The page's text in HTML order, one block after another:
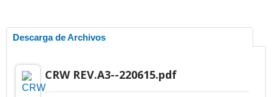
Descarga de Archivos
CRW REV.A3--220615.pdf